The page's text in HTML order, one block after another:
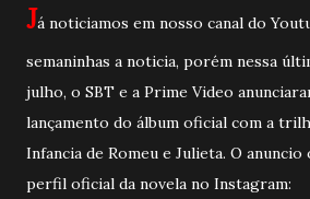
Já noticiamos em nosso canal do
semaninhas a noticia, porém nessa
julho, o SBT e a Prime Video
lançamento do álbum oficial com a
Infancia de Romeu e Julieta. O
perfil oficial da novela no Instagram: